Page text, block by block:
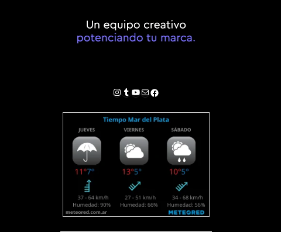
Instagram
Tumblr
YouTube
Correo electrónico
Facebook